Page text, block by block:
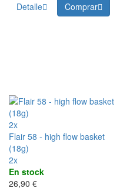
Detalle
Comprar
2x
Flair 58 - high flow basket
(18g)
2x
En stock
26,90 €